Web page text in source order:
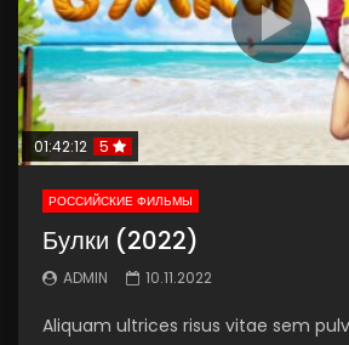
01:42:12 5
РОССИЙСКИЕ ФИЛЬМЫ
Булки (2022)
ADMIN 10.11.2022
Aliquam ultrices risus vitae sem